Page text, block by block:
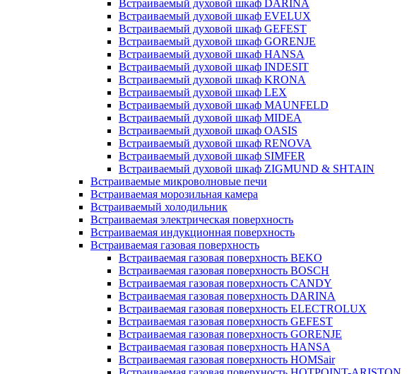
Встраиваемый духовой шкаф DARINA
Встраиваемый духовой шкаф EVELUX
Встраиваемый духовой шкаф GEFEST
Встраиваемый духовой шкаф GORENJE
Встраиваемый духовой шкаф HANSA
Встраиваемый духовой шкаф INDESIT
Встраиваемый духовой шкаф KRONA
Встраиваемый духовой шкаф LEX
Встраиваемый духовой шкаф MAUNFELD
Встраиваемый духовой шкаф MIDEA
Встраиваемый духовой шкаф OASIS
Встраиваемый духовой шкаф RENOVA
Встраиваемый духовой шкаф SIMFER
Встраиваемый духовой шкаф ZIGMUND & SHTAIN
Встраиваемые микроволновые печи
Встраиваемая морозильная камера
Встраиваемый холодильник
Встраиваемая электрическая поверхность
Встраиваемая индукционная поверхность
Встраиваемая газовая поверхность
Встраиваемая газовая поверхность BEKO
Встраиваемая газовая поверхность BOSCH
Встраиваемая газовая поверхность CANDY
Встраиваемая газовая поверхность DARINA
Встраиваемая газовая поверхность ELECTROLUX
Встраиваемая газовая поверхность GEFEST
Встраиваемая газовая поверхность GORENJE
Встраиваемая газовая поверхность HANSA
Встраиваемая газовая поверхность HOMSair